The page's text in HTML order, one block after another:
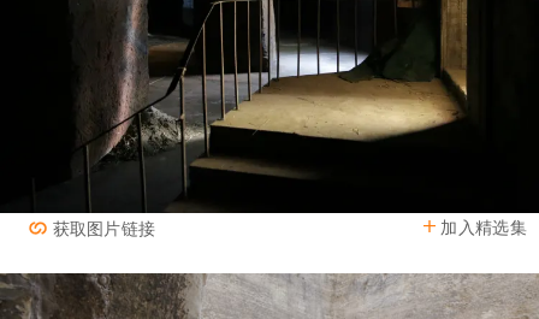
加入精选集
获取图片链接